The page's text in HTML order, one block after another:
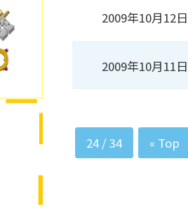
2009年10月12日
2009年10月11日
24 / 34 « Top